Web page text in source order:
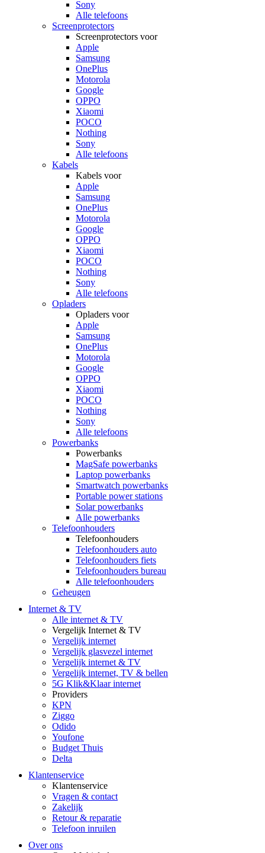
Sony
Alle telefoons
Screenprotectors
Screenprotectors voor
Apple
Samsung
OnePlus
Motorola
Google
OPPO
Xiaomi
POCO
Nothing
Sony
Alle telefoons
Kabels
Kabels voor
Apple
Samsung
OnePlus
Motorola
Google
OPPO
Xiaomi
POCO
Nothing
Sony
Alle telefoons
Opladers
Opladers voor
Apple
Samsung
OnePlus
Motorola
Google
OPPO
Xiaomi
POCO
Nothing
Sony
Alle telefoons
Powerbanks
Powerbanks
MagSafe powerbanks
Laptop powerbanks
Smartwatch powerbanks
Portable power stations
Solar powerbanks
Alle powerbanks
Telefoonhouders
Telefoonhouders
Telefoonhouders auto
Telefoonhouders fiets
Telefoonhouders bureau
Alle telefoonhouders
Geheugen
Internet & TV
Alle internet & TV
Vergelijk Internet & TV
Vergelijk internet
Vergelijk glasvezel internet
Vergelijk internet & TV
Vergelijk internet, TV & bellen
5G Klik&Klaar internet
Providers
KPN
Ziggo
Odido
Youfone
Budget Thuis
Delta
Klantenservice
Klantenservice
Vragen & contact
Zakelijk
Retour & reparatie
Telefoon inruilen
Over ons